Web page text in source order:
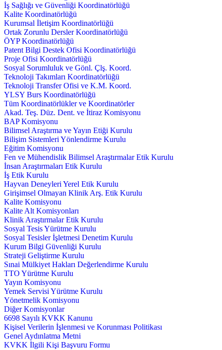
İş Sağlığı ve Güvenliği Koordinatörlüğü
Kalite Koordinatörlüğü
Kurumsal İletişim Koordinatörlüğü
Ortak Zorunlu Dersler Koordinatörlüğü
ÖYP Koordinatörlüğü
Patent Bilgi Destek Ofisi Koordinatörlüğü
Proje Ofisi Koordinatörlüğü
Sosyal Sorumluluk ve Gönl. Çlş. Koord.
Teknoloji Takımları Koordinatörlüğü
Teknoloji Transfer Ofisi ve K.M. Koord.
YLSY Burs Koordinatörlüğü
Tüm Koordinatörlükler ve Koordinatörler
Akad. Teş. Düz. Dent. ve İtiraz Komisyonu
BAP Komisyonu
Bilimsel Araştırma ve Yayın Etiği Kurulu
Bilişim Sistemleri Yönlendirme Kurulu
Eğitim Komisyonu
Fen ve Mühendislik Bilimsel Araştırmalar Etik Kurulu
İnsan Araştırmaları Etik Kurulu
İş Etik Kurulu
Hayvan Deneyleri Yerel Etik Kurulu
Girişimsel Olmayan Klinik Arş. Etik Kurulu
Kalite Komisyonu
Kalite Alt Komisyonları
Klinik Araştırmalar Etik Kurulu
Sosyal Tesis Yürütme Kurulu
Sosyal Tesisler İşletmesi Denetim Kurulu
Kurum Bilgi Güvenliği Kurulu
Strateji Geliştirme Kurulu
Sınai Mülkiyet Hakları Değerlendirme Kurulu
TTO Yürütme Kurulu
Yayın Komisyonu
Yemek Servisi Yürütme Kurulu
Yönetmelik Komisyonu
Diğer Komisyonlar
6698 Sayılı KVKK Kanunu
Kişisel Verilerin İşlenmesi ve Korunması Politikası
Genel Aydınlatma Metni
KVKK İlgili Kişi Başvuru Formu